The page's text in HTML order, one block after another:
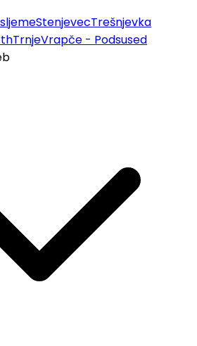
StenjevecTrešnjevka
TrnjeVrapče - Podsused